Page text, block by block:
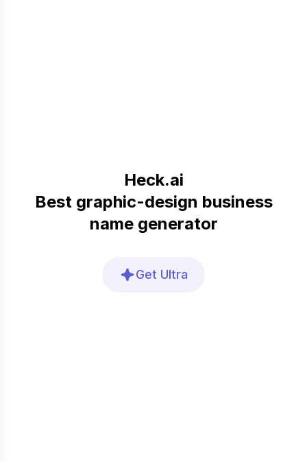
Heck.ai
Best graphic-design business
name generator
Get Ultra